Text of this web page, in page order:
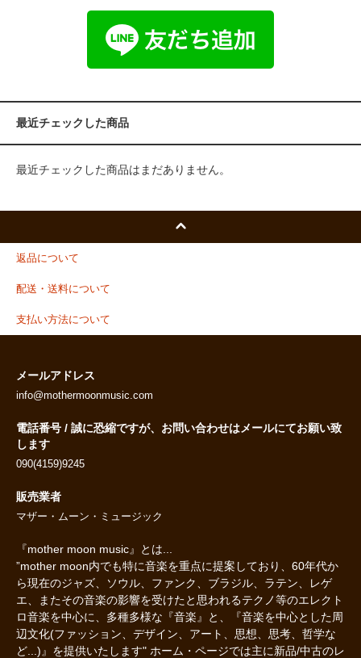
最近チェックした商品
最近チェックした商品はまだありません。
返品について
配送・送料について
支払い方法について
メールアドレス
info@mothermoonmusic.com
電話番号 / 誠に恐縮ですが、お問い合わせはメールにてお願い致
します
090(4159)9245
販売業者
マザー・ムーン・ミュージック
『mother moon music』とは...
”mother moon内でも特に音楽を重点に提案しており、60年代か
ら現在のジャズ、ソウル、ファンク、ブラジル、ラテン、レゲ
エ、またその音楽の影響を受けたと思われるテクノ等のエレクト
ロ音楽を中心に、多種多様な『音楽』と、『音楽を中心とした周
辺文化(ファッション、デザイン、アート、思想、思考、哲学な
ど...)』を提供いたします" ホーム・ページでは主に新品/中古のレ